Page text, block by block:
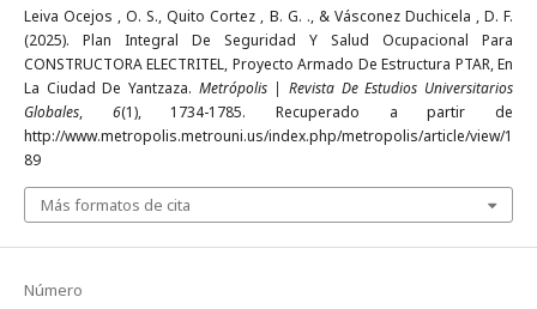
Leiva Ocejos , O. S., Quito Cortez , B. G. ., & Vásconez Duchicela , D. F.
(2025). Plan Integral De Seguridad Y Salud Ocupacional Para
CONSTRUCTORA ELECTRITEL, Proyecto Armado De Estructura PTAR, En
La Ciudad De Yantzaza. Metrópolis | Revista De Estudios Universitarios
Globales, 6(1), 1734-1785. Recuperado a partir de
http://www.metropolis.metrouni.us/index.php/metropolis/article/view/1
89
Más formatos de cita
Número